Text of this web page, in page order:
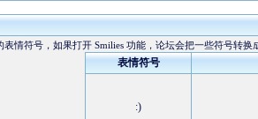
情符号，如果打开 Smilies 功能，论坛会把一些符号转
表情符号
:)